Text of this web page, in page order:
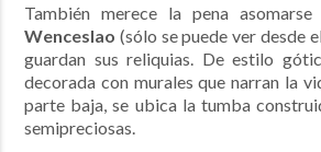
También merece la pena asomarse
Wenceslao (sólo se puede ver desde
guardan sus reliquias. De estilo
decorada con murales que narran la
parte baja, se ubica la tumba
semipreciosas.